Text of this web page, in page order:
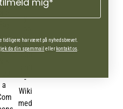
har været på nyhedsbrevet.
da din spammail ellerkontakt os